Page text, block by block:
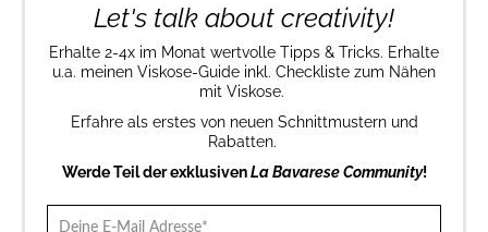
Let's talk about creativity!
Erhalte 2-4x im Monat wertvolle Tipps & Tricks. Erhalte
u.a. meinen Viskose-Guide inkl. Checkliste zum Nähen
mit Viskose.
Erfahre als erstes von neuen Schnittmustern und
Rabatten.
Werde Teil der exklusivenLa Bavarese Community!